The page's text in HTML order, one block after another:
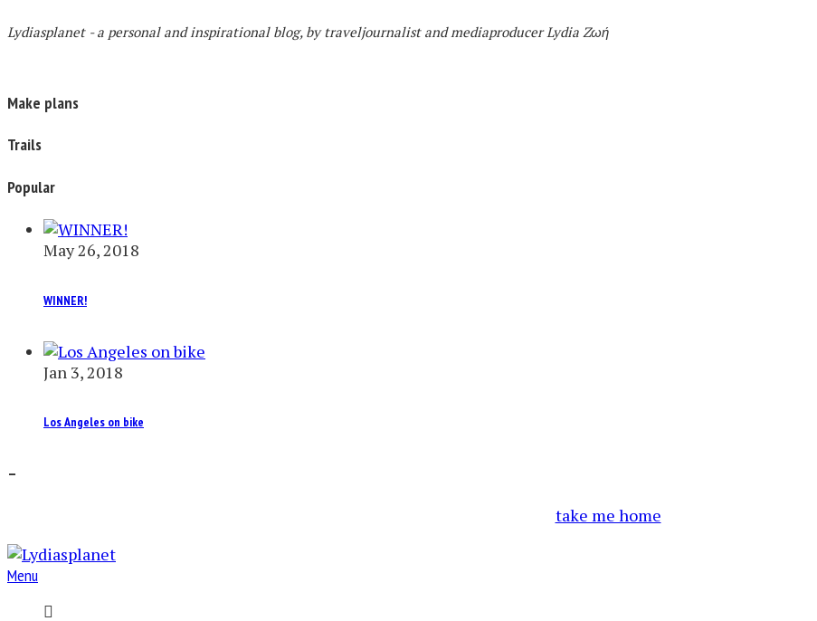
Lydiasplanet - a personal and inspirational blog, by traveljournalist and mediaproducer Lydia Zωή
Make plans
Trails
Popular
May 26, 2018
WINNER!
Jan 3, 2018
Los Angeles on bike
–
take me home
Menu